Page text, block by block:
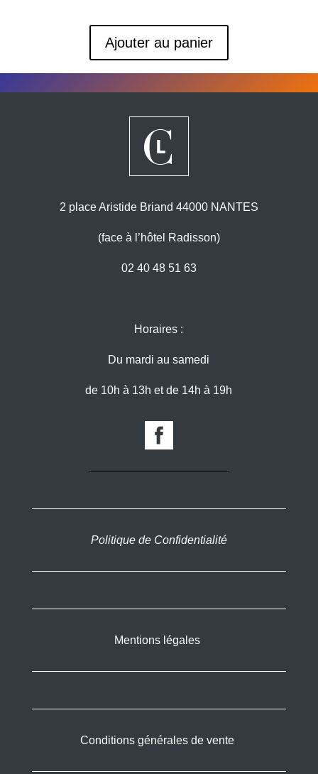
Ajouter au panier
2 place Aristide Briand 44000 NANTES
(face à l’hôtel Radisson)
02 40 48 51 63
Horaires :
Du mardi au samedi
de 10h à 13h et de 14h à 19h
Politique de Confidentialité
Mentions légales
Conditions générales de vente